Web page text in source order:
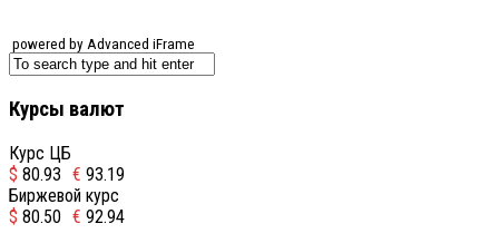
powered by Advanced iFrame
Курсы валют
Курс ЦБ
$ 80.93 € 93.19
Биржевой курс
$ 80.50 € 92.94